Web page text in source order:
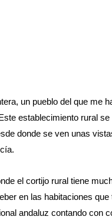
un pueblo del que me
establecimiento rural
donde se ven unas
el cortijo rural tiene
en las habitaciones
andaluz contando con